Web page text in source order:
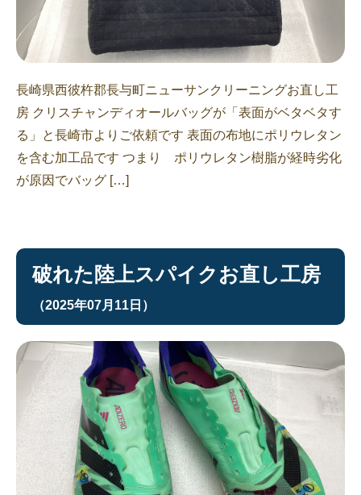
長崎県西彼杵郡長与町ニューサンクリーニングお直し工
房 クリスチャンディオールバッグが「表面がベタベタす
る」と長崎市よりご依頼です 表面の布地にポリウレタン
を含む加工品です つまり ポリウレタン樹脂が経時劣化
が原因でバッグ […]
破れた陸上スパイクお直し工房
（2025年07月11日）